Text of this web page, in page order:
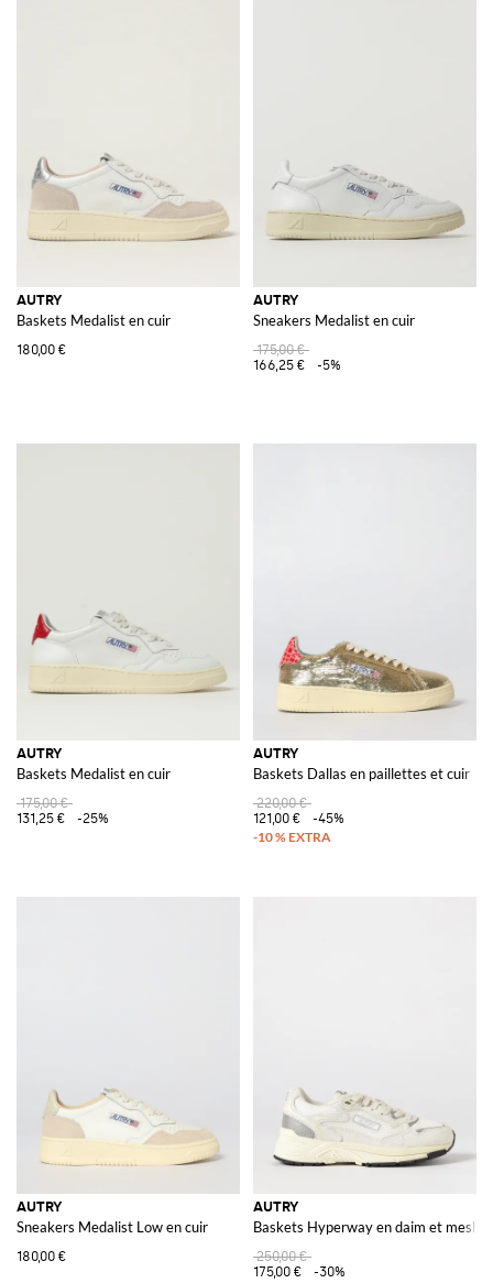
AUTRY
Baskets Medalist en cuir
180,00 €
AUTRY
Sneakers Medalist en cuir
175,00 €
166,25 €
-5%
AUTRY
Baskets Medalist en cuir
175,00 €
131,25 €
-25%
AUTRY
Baskets Dallas en paillettes et cuir
220,00 €
121,00 €
-45%
AUTRY
Sneakers Medalist Low en cuir
180,00 €
AUTRY
Baskets Hyperway en daim et mesh
250,00 €
175,00 €
-30%